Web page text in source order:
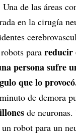
de las áreas
en la cirugía
para reducir
persona sufre
que lo
de demora
de
robot para un